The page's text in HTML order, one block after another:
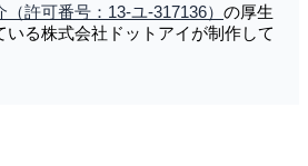
（許可番号：13-ユ-317136） の厚生
いる株式会社ドットアイが制作して